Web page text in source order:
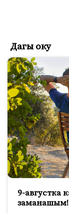
Дагы оку
9-августка
заманашым!